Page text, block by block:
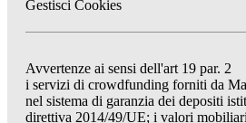
Gestisci Cookies
Avvertenze ai sensi dell'art 19 par. 2
i servizi di crowdfunding forniti da
nel sistema di garanzia dei depositi
direttiva 2014/49/UE; i valori